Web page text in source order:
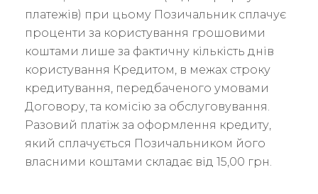
платежів) при цьому Позичальник сплачує
проценти за користування грошовими
коштами лише за фактичну кількість днів
користування Кредитом, в межах строку
кредитування, передбаченого умовами
Договору, та комісію за обслуговування.
Разовий платіж за оформлення кредиту,
який сплачується Позичальником його
власними коштами складає від 15,00 грн.